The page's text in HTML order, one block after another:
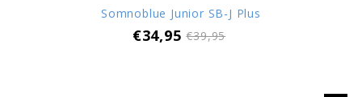
Somnoblue Junior SB-J Plus
€34,95€39,95